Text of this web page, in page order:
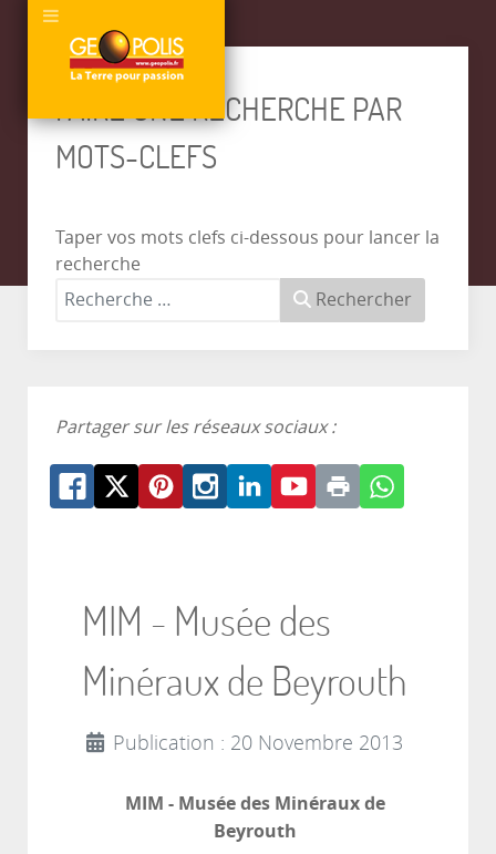
FAIRE UNE RECHERCHE PAR
MOTS-CLEFS
Taper vos mots clefs ci-dessous pour lancer la
recherche
Rechercher
Partager sur les réseaux sociaux :
MIM - Musée des
Minéraux de Beyrouth
Publication : 20 Novembre 2013
MIM - Musée des Minéraux de
Beyrouth